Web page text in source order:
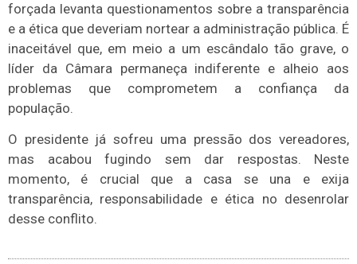
forçada levanta questionamentos sobre a transparência
e a ética que deveriam nortear a administração pública. É
inaceitável que, em meio a um escândalo tão grave, o
líder da Câmara permaneça indiferente e alheio aos
problemas que comprometem a confiança da
população.
O presidente já sofreu uma pressão dos vereadores,
mas acabou fugindo sem dar respostas. Neste
momento, é crucial que a casa se una e exija
transparência, responsabilidade e ética no desenrolar
desse conflito.